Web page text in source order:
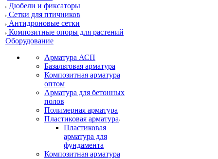
Дюбели и фиксаторы
Сетки для птичников
Антидроновые сетки
Композитные опоры для растений
Оборудование
Арматура АСП
Базальтовая арматура
Композитная арматура
оптом
Арматура для бетонных
полов
Полимерная арматура
Пластиковая арматура
Пластиковая
арматура для
фундамента
Композитная арматура